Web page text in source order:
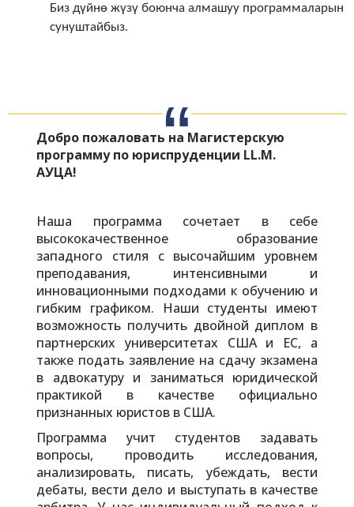
Биз дүйнө жүзү боюнча алмашуу программаларын
сунуштайбыз.
Добро пожаловать на Магистерскую
программу по юриспруденции LL.M.
АУЦА!
Наша программа сочетает в себе
высококачественное образование
западного стиля с высочайшим уровнем
преподавания, интенсивными и
инновационными подходами к обучению и
гибким графиком. Наши студенты имеют
возможность получить двойной диплом в
партнерских университетах США и ЕС, а
также подать заявление на сдачу экзамена
в адвокатуру и заниматься юридической
практикой в качестве официально
признанных юристов в США.
Программа учит студентов задавать
вопросы, проводить исследования,
анализировать, писать, убеждать, вести
дебаты, вести дело и выступать в качестве